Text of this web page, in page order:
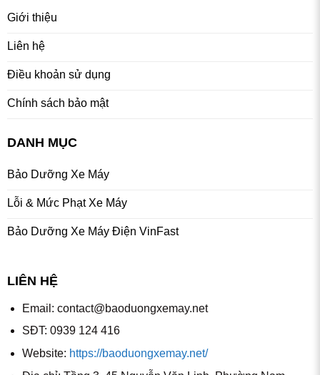
Giới thiệu
Liên hệ
Điều khoản sử dụng
Chính sách bảo mật
DANH MỤC
Bảo Dưỡng Xe Máy
Lỗi & Mức Phạt Xe Máy
Bảo Dưỡng Xe Máy Điện VinFast
LIÊN HỆ
Email: contact@baoduongxemay.net
SĐT: 0939 124 416
Website: https://baoduongxemay.net/